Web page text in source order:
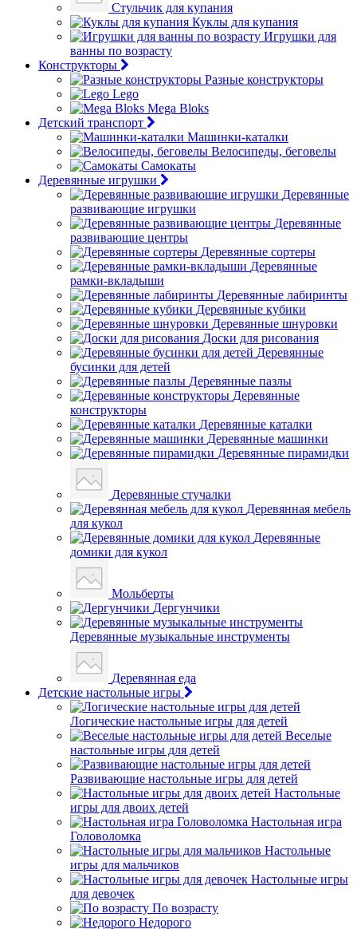
Стульчик для купания
Куклы для купания
Игрушки для
ванны по возрасту
Конструкторы
Разные конструкторы
Lego
Mega Bloks
Детский транспорт
Машинки-каталки
Велосипеды, беговелы
Самокаты
Деревянные игрушки
Деревянные
развивающие игрушки
Деревянные
развивающие центры
Деревянные сортеры
Деревянные
рамки-вкладыши
Деревянные лабиринты
Деревянные кубики
Деревянные шнуровки
Доски для рисования
Деревянные
бусинки для детей
Деревянные пазлы
Деревянные
конструкторы
Деревянные каталки
Деревянные машинки
Деревянные пирамидки
Деревянные стучалки
Деревянная мебель
для кукол
Деревянные
домики для кукол
Мольберты
Дергунчики
Деревянные музыкальные инструменты
Деревянная еда
Детские настольные игры
Логические настольные игры для детей
Веселые
настольные игры для детей
Развивающие настольные игры для детей
Настольные
игры для двоих детей
Настольная игра
Головоломка
Настольные
игры для мальчиков
Настольные игры
для девочек
По возрасту
Недорого